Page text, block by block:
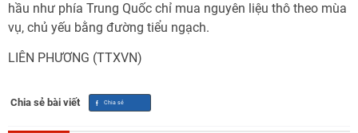
hầu như phía Trung Quốc chỉ mua nguyên liệu thô theo mùa
vụ, chủ yếu bằng đường tiểu ngạch.
LIÊN PHƯƠNG (TTXVN)
Chia sẻ bài viết